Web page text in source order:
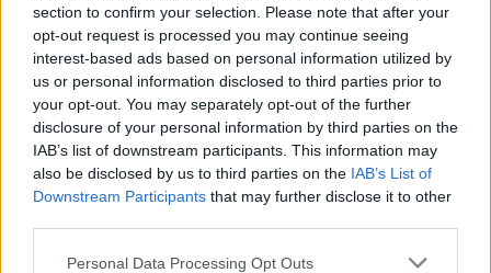
section to confirm your selection. Please note that after your
opt-out request is processed you may continue seeing
interest-based ads based on personal information utilized by
us or personal information disclosed to third parties prior to
your opt-out. You may separately opt-out of the further
disclosure of your personal information by third parties on the
IAB’s list of downstream participants. This information may
also be disclosed by us to third parties on the IAB’s List of
Downstream Participants that may further disclose it to other
Personal Data Processing Opt Outs
Φωτ.: © Γιάννης Παπαϊωάννου / OLAFAQ
– Ο αγαπημένος σου αστικός μύθος για την
Αθήνα;
Το τελεφερίκ του Λυκαβηττού.